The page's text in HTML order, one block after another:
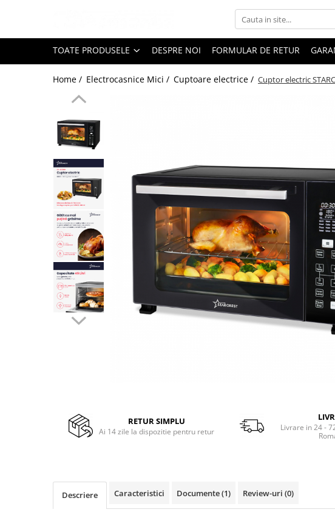
Toate Produsele
Black Friday
Electrocasnice Mari
Aparate frigorifice
Combine frigorifice
Congelatoare
Congelatoare verticale
Frigidere cu doua usi
Frigidere cu o usa
Lazi frigorifice
Side by side
Cuptoare cu microunde
Cuptoare cu microunde
Hote incorporabile
Plite incorporabile
Incorporabile
TOATE PRODUSELE DESPRE NOI FORMULAR DE RETUR
Home / Electrocasnice Mici / Cuptoare electrice / Cuptor electric
RETUR SIMPLU
Ai 14 zile la dispozitie pentru retur
Livrare in 24 -
Descriere Caracteristici Documente (1) Review-uri (0)